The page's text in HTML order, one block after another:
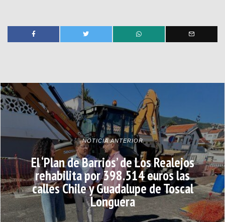
NOTICIA ANTERIOR
El ‘Plan de Barrios’ de Los Realejos
rehabilita por 398.514 euros las
calles Chile y Guadalupe de Toscal
Longuera